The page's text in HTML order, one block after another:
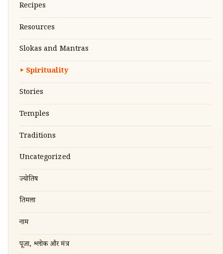
Recipes
Resources
Slokas and Mantras
Spirituality
Stories
Temples
Traditions
Uncategorized
ज्योतिष
तिरुमला
नाम
पूजा, श्लोक और मंत्र